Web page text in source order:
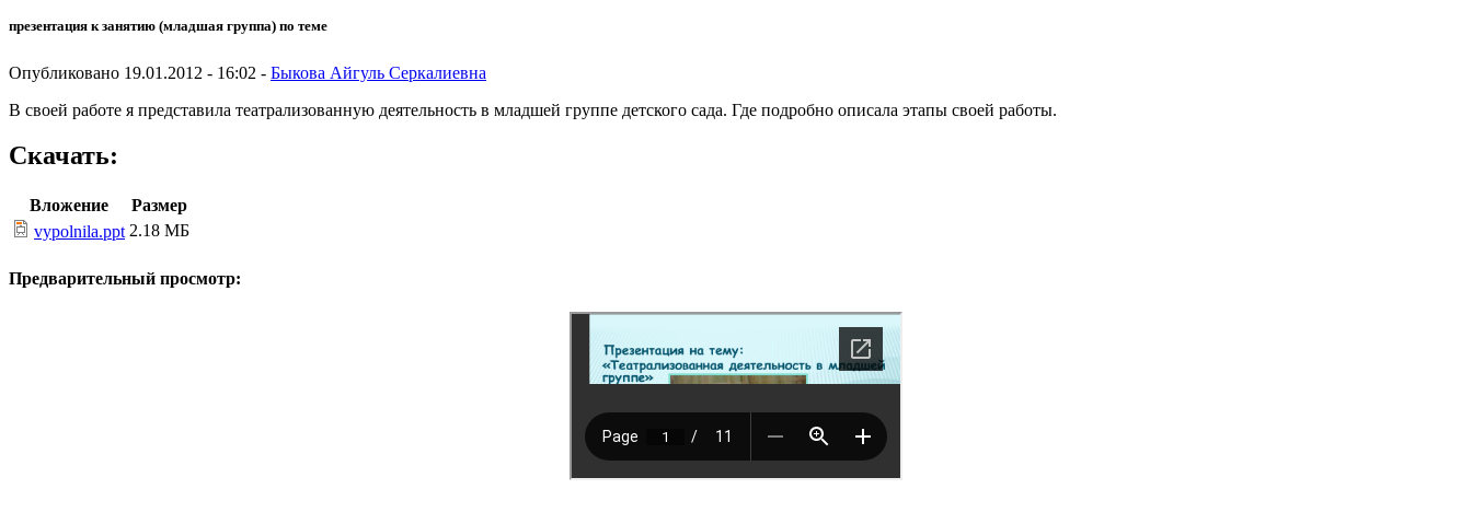
презентация к занятию (младшая группа) по теме
Опубликовано 19.01.2012 - 16:02 - Быкова Айгуль Серкалиевна
В своей работе я представила театрализованную деятельность в младшей группе детского сада. Где подробно описала этапы своей работы.
Скачать:
Вложение
Размер
vypolnila.ppt 2.18 МБ
Предварительный просмотр: